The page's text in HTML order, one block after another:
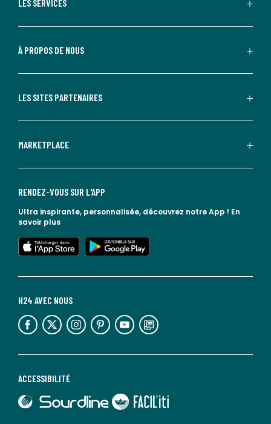
LES SERVICES
À PROPOS DE NOUS
LES SITES PARTENAIRES
MARKETPLACE
ACCESSIBILITÉ
lien vers Faciliti
H24 AVEC NOUS
lien vers l'espace réseaux sociaux lien vers l'espace réseaux sociaux lien vers l'espace réseaux sociaux lien vers l'espace réseaux sociaux lien vers l'espace réseaux sociaux lien vers le blog la redoute
RENDEZ-VOUS SUR L'APP
Ultra inspirante, personnalisée, découvrez notre App ! En
savoir plus
lien vers l'app store
lien vers google play